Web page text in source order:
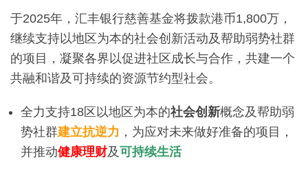
于2025年，汇丰银行慈善基金将拨款港币1,800万，
继续支持以地区为本的社会创新活动及帮助弱势社群
的项目，凝聚各界以促进社区成长与合作，共建一个
共融和谐及可持续的资源节约型社会。
全力支持18区以地区为本的社会创新概念及帮助弱
势社群建立抗逆力 ，为应对未来做好准备的项目，
并推动健康理财及可持续生活